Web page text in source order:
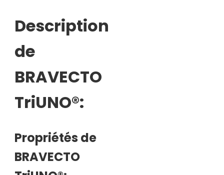
Description
de
BRAVECTO
TriUNO®:
Propriétés de
BRAVECTO